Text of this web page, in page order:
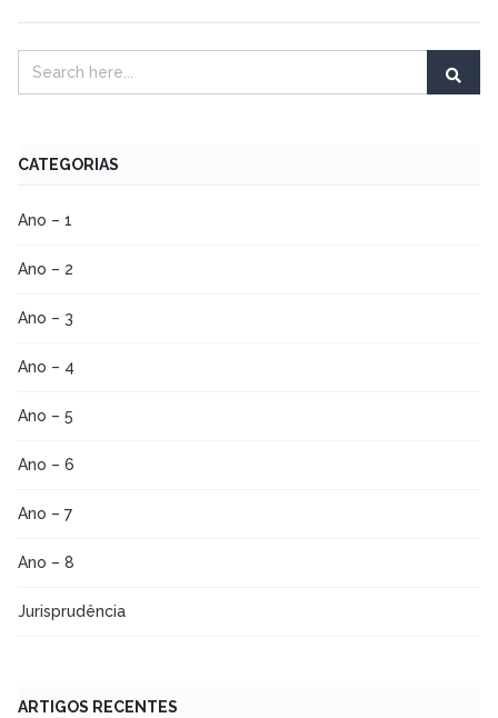
CATEGORIAS
Ano – 1
Ano – 2
Ano – 3
Ano – 4
Ano – 5
Ano – 6
Ano – 7
Ano – 8
Jurisprudência
ARTIGOS RECENTES